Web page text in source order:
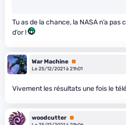
Tu as de la chance, la NASA n’a
d’or !
War Machine Premium
Le 25/12/2021 à 21h01
Vivement les résultats une fois le
woodcutter Premium